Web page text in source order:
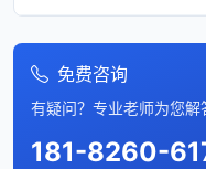
免费咨询
有疑问？专业老师为您解
181-8260-